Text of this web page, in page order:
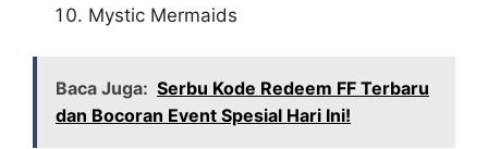
Mystic Mermaids
Baca Juga: Serbu Kode Redeem FF Terbaru
dan Bocoran Event Spesial Hari Ini!